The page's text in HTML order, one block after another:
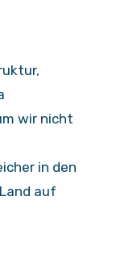
,
wir nicht
in den
auf